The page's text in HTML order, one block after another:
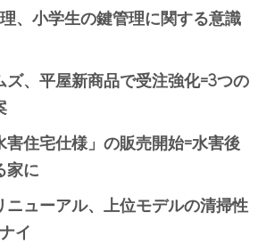
、小学生の鍵管理に関する意識
、平屋新商品で受注強化=3つの
住宅仕様」の販売開始=水害後
家に
ニューアル、上位モデルの清掃性
イ